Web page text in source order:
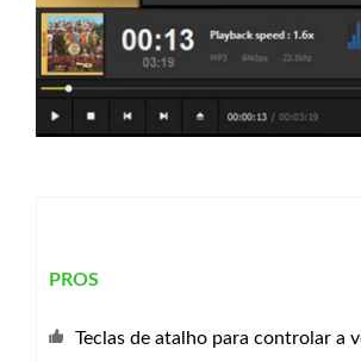
PROS
Teclas de atalho para controlar a